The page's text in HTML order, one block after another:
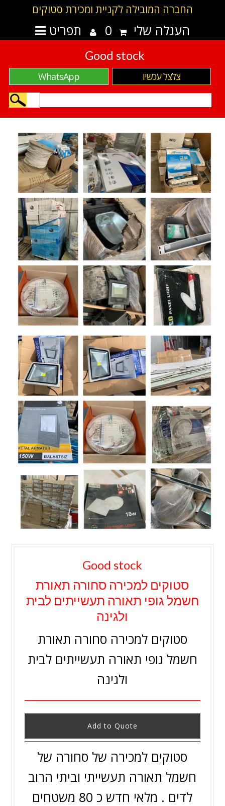
החברה המובילה לקניית ומכירת סטוקים
תפריט העגלה שלי 0
Good stock
WhatsApp צלצל עכשיו
Good stock
סטוקים למכירה סחורה תאורת
חשמל גופי תאורה תעשייתים לבית
ולגינה
סטוקים למכירה סחורה תאורת
חשמל גופי תאורה תעשייתים לבית
ולגינה
Add to Quote
סטוקים למכירה של סחורה של
חשמל תאורה תעשייתי וביתי הרוב
לדים . מלאי חדש כ 80 משטחים